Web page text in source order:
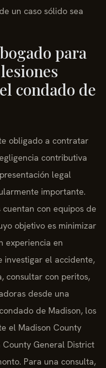
un caso sólido sea
para
condado de
obligado a contratar
contributiva
legal
importante.
cuentan con equipos de
objetivo es minimizar
experiencia en
investigar el accidente,
consultar con peritos,
desde una
de Madison, los
el Madison County
General District
Para una consulta,